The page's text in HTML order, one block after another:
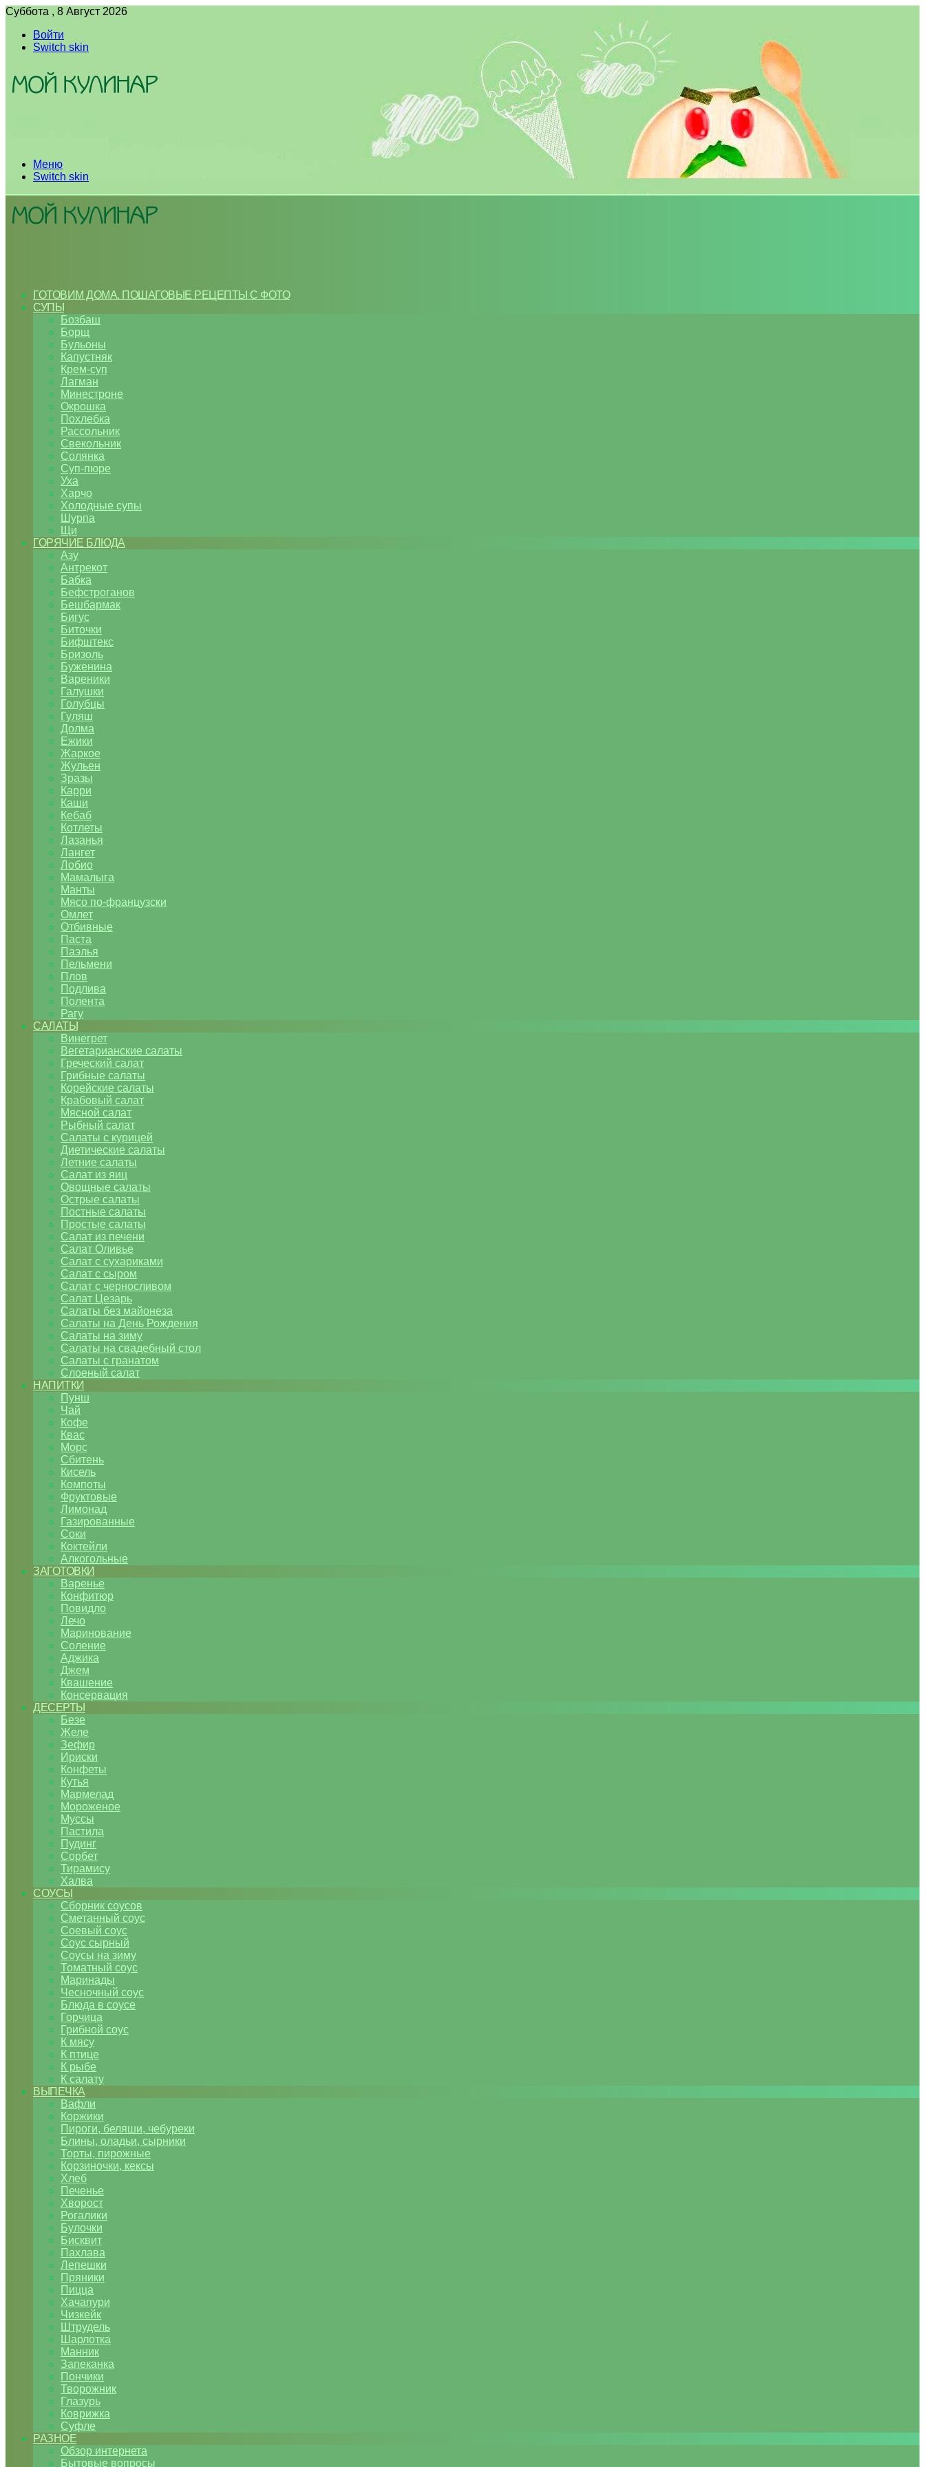
Суббота , 8 Август 2026
Войти
Switch skin
Меню
Switch skin
ГОТОВИМ ДОМА. ПОШАГОВЫЕ РЕЦЕПТЫ С ФОТО
СУПЫ
Бозбаш
Борщ
Бульоны
Капустняк
Крем-суп
Лагман
Минестроне
Окрошка
Похлебка
Рассольник
Свекольник
Солянка
Суп-пюре
Уха
Харчо
Холодные супы
Шурпа
Щи
ГОРЯЧИЕ БЛЮДА
Азу
Антрекот
Бабка
Бефстроганов
Бешбармак
Бигус
Биточки
Бифштекс
Бризоль
Буженина
Вареники
Галушки
Голубцы
Гуляш
Долма
Ежики
Жаркое
Жульен
Зразы
Карри
Каши
Кебаб
Котлеты
Лазанья
Лангет
Лобио
Мамалыга
Манты
Мясо по-французски
Омлет
Отбивные
Паста
Паэлья
Пельмени
Плов
Подлива
Полента
Рагу
САЛАТЫ
Винегрет
Вегетарианские салаты
Греческий салат
Грибные салаты
Корейские салаты
Крабовый салат
Мясной салат
Рыбный салат
Салаты с курицей
Диетические салаты
Летние салаты
Салат из яиц
Овощные салаты
Острые салаты
Постные салаты
Простые салаты
Салат из печени
Салат Оливье
Салат с сухариками
Салат с сыром
Салат с черносливом
Салат Цезарь
Салаты без майонеза
Салаты на День Рождения
Салаты на зиму
Салаты на свадебный стол
Салаты с гранатом
Слоеный салат
НАПИТКИ
Пунш
Чай
Кофе
Квас
Морс
Сбитень
Кисель
Компоты
Фруктовые
Лимонад
Газированные
Соки
Коктейли
Алкогольные
ЗАГОТОВКИ
Варенье
Конфитюр
Повидло
Лечо
Маринование
Соление
Аджика
Джем
Квашение
Консервация
ДЕСЕРТЫ
Безе
Желе
Зефир
Ириски
Конфеты
Кутья
Мармелад
Мороженое
Муссы
Пастила
Пудинг
Сорбет
Тирамису
Халва
СОУСЫ
Сборник соусов
Сметанный соус
Соевый соус
Соус сырный
Соусы на зиму
Томатный соус
Маринады
Чесночный соус
Блюда в соусе
Горчица
Грибной соус
К мясу
К птице
К рыбе
К салату
ВЫПЕЧКА
Вафли
Коржики
Пироги, беляши, чебуреки
Блины, оладьи, сырники
Торты, пирожные
Корзиночки, кексы
Хлеб
Печенье
Хворост
Рогалики
Булочки
Бисквит
Пахлава
Лепешки
Пряники
Пицца
Хачапури
Чизкейк
Штрудель
Шарлотка
Манник
Запеканка
Пончики
Творожник
Глазурь
Коврижка
Суфле
РАЗНОЕ
Обзор интернета
Бытовые вопросы